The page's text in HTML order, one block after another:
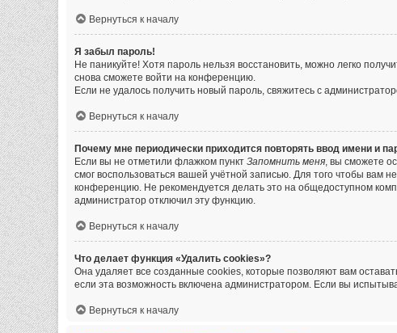
Вернуться к началу
Я забыл пароль!
Не паникуйте! Хотя пароль нельзя восстановить, можно легко
снова сможете войти на конференцию.
Если не удалось получить новый пароль, свяжитесь с
Вернуться к началу
Почему мне периодически приходится повторять ввод имени и
Если вы не отметили флажком пункт Запомнить меня, вы сможете
смог воспользоваться вашей учётной записью. Для того чтобы вам
конференцию. Не рекомендуется делать это на общедоступном
администратор отключил эту функцию.
Вернуться к началу
Что делает функция «Удалить cookies»?
Она удаляет все созданные cookies, которые позволяют вам
если эта возможность включена администратором. Если вы
Вернуться к началу